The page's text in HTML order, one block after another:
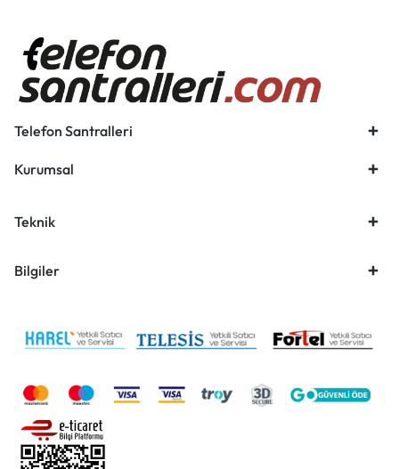
Telefon Santralleri
Kurumsal
Teknik
Bilgiler